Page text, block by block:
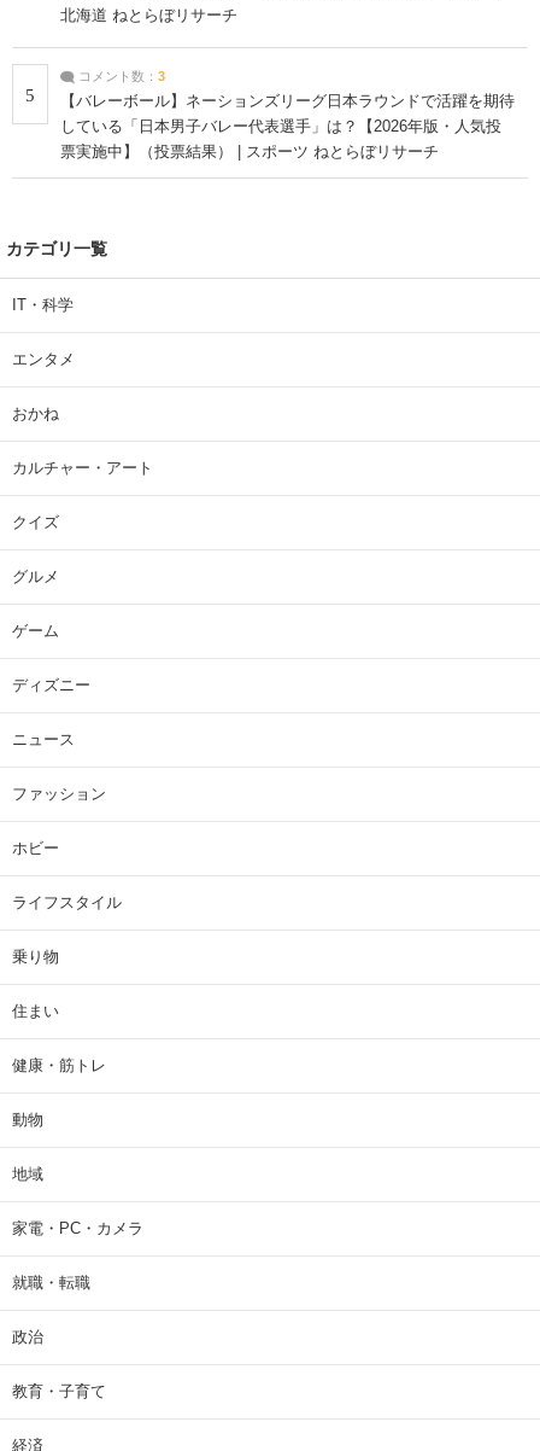
北海道 ねとらぼリサーチ
5
コメント数： 3
【バレーボール】ネーションズリーグ日本ラウンドで活躍を期待
している「日本男子バレー代表選手」は？【2026年版・人気投
票実施中】（投票結果） | スポーツ ねとらぼリサーチ
カテゴリ一覧
IT・科学
エンタメ
おかね
カルチャー・アート
クイズ
グルメ
ゲーム
ディズニー
ニュース
ファッション
ホビー
ライフスタイル
乗り物
住まい
健康・筋トレ
動物
地域
家電・PC・カメラ
就職・転職
政治
教育・子育て
経済